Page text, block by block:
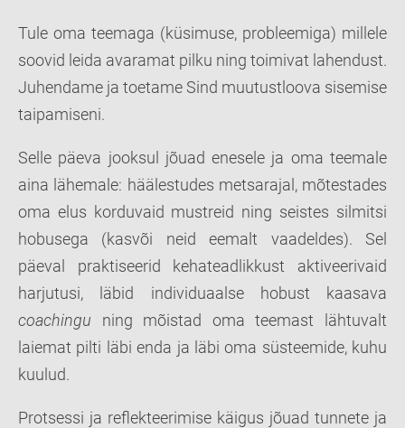
Tule oma teemaga (küsimuse, probleemiga) millele
soovid leida avaramat pilku ning toimivat lahendust.
Juhendame ja toetame Sind muutustloova sisemise
taipamiseni.
Selle päeva jooksul jõuad enesele ja oma teemale
aina lähemale: häälestudes metsarajal, mõtestades
oma elus korduvaid mustreid ning seistes silmitsi
hobusega (kasvõi neid eemalt vaadeldes). Sel
päeval praktiseerid kehateadlikkust aktiveerivaid
harjutusi, läbid individuaalse hobust kaasava
coachingu ning mõistad oma teemast lähtuvalt
laiemat pilti läbi enda ja läbi oma süsteemide, kuhu
kuulud.
Protsessi ja reflekteerimise käigus jõuad tunnete ja